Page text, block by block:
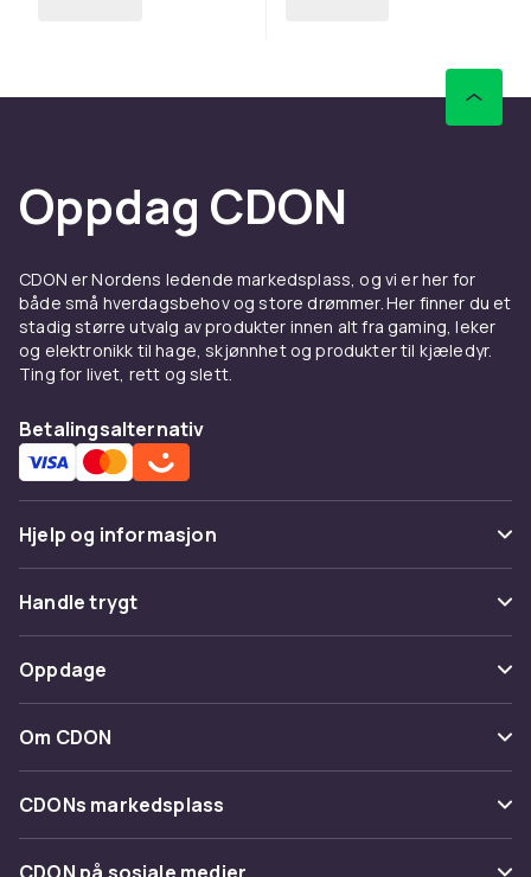
Oppdag CDON
CDON er Nordens ledende markedsplass, og vi er her for
både små hverdagsbehov og store drømmer. Her finner du et
stadig større utvalg av produkter innen alt fra gaming, leker
og elektronikk til hage, skjønnhet og produkter til kjæledyr.
Ting for livet, rett og slett.
Betalingsalternativ
Hjelp og informasjon
Vanlige spørsmål
Spor pakke
Angre & returner her
Kontakt oss
Handle trygt
Betaling
Levering
Tilbakekallinger
Oppdage
Kategorier
Varemerker
Om CDON
Om oss
Kundeanmeldelser
CDONs markedsplass
Merchant Help Center